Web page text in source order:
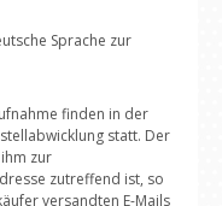
Sprache zur
finden in der
statt. Der
zur
zutreffend ist, so
versandten E-Mails